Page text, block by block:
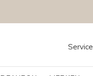
Service